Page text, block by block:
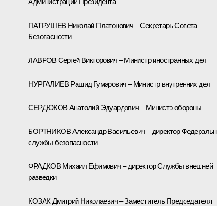
Администрации Президента
ПАТРУШЕВ Николай Платонович – Секретарь Совета
Безопасности
ЛАВРОВ Сергей Викторович – Министр иностранных дел
НУРГАЛИЕВ Рашид Гумарович – Министр внутренних дел
СЕРДЮКОВ Анатолий Эдуардович – Министр обороны
БОРТНИКОВ Александр Васильевич – директор
службы безопасности
ФРАДКОВ Михаил Ефимович – директор Службы внешней
разведки
КОЗАК Дмитрий Николаевич – Заместитель Председателя